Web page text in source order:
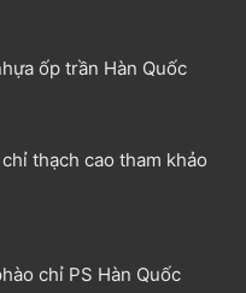
ốp trần Hàn Quốc
thạch cao tham khảo
chỉ PS Hàn Quốc